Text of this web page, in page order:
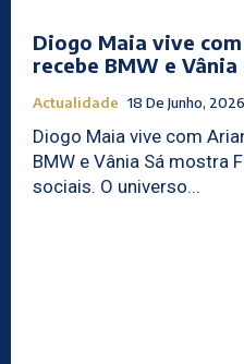
Diogo Maia vive
recebe BMW e
Actualidade 18 De Junho, 2026
Diogo Maia vive com
BMW e Vânia Sá mostra
sociais. O universo...